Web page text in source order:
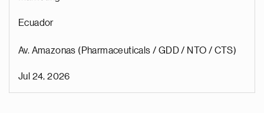
Ecuador
Av. Amazonas (Pharmaceuticals / GDD / NTO / CTS)
Jul 24, 2026